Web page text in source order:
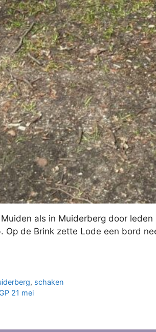
als in Muiderberg door
Op de Brink zette Lode een bord
, schaken
21 mei